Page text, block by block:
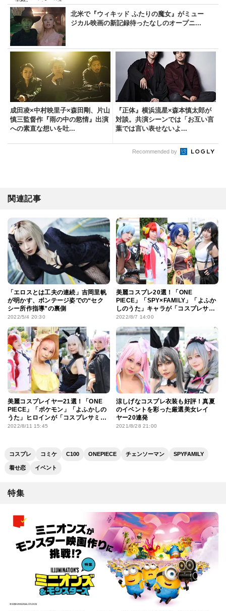
北米で『ウィキッド ふたりの魔女』がミュー
ジカル映画の新記録待ったなしのオープニ...
成田凌×中村映里子×森田剛、片山
慎三監督作『雨の中の慾情』出演
への素直な想いを吐...
『正体』横浜流星×森本慎太郎が
対談。共演シーンでは「お互い言
葉では言い表せないよ...
Recommended by
関連記事
「エロスとは工夫の連続」吉岡里帆
が明かす、ボンテージ姿での“セク
シー所作指導”の裏側
2022/5/4 20:30
美麗コスプレ20選！「ONE
PIECE」「SPY×FAMILY」「よふか
しのうた」キャラが「コスプレサ
ミット」に集結
2022/8/7 14:00
美麗コスプレイヤー21選！「ONE
PIECE」「ポケモン」「よふかしの
うた」ヒロインが「コスプレサミッ
ト」に参戦
2022/8/11 15:45
涼しげなコスプレ衣装も好評！真夏
のイベントを彩った厳選美女レイ
ヤー20連発
2021/8/28 21:00
コスプレ コミケ C100 ONEPIECE チェンソーマン SPYFAMILY
着せ恋 イベント
特集